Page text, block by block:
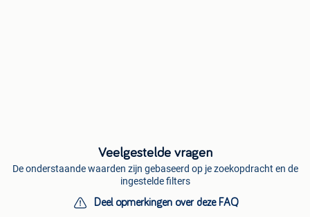
Veelgestelde vragen
De onderstaande waarden zijn gebaseerd op je zoekopdracht en de
ingestelde filters
Deel opmerkingen over deze FAQ